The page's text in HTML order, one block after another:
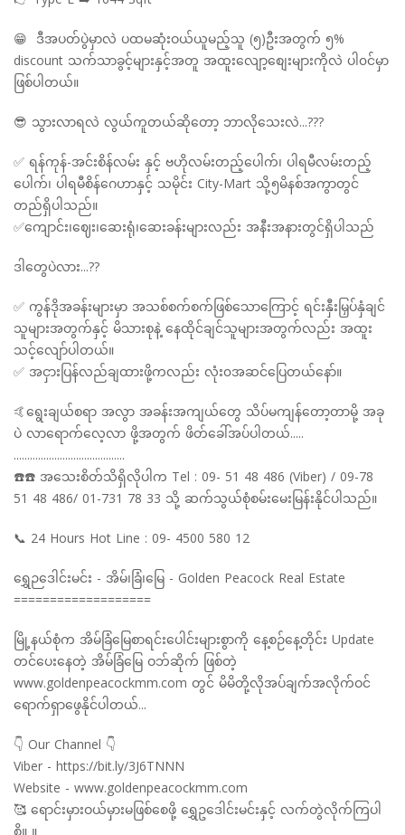
😁 ဒီအပတ်ပွဲမှာလဲ ပထမဆုံးဝယ်ယူမည့်သူ (၅)ဦးအတွက် ၅%
discount သက်သာခွင့်များနှင့်အတူ အထူးလျော့စျေးများကိုလဲ ပါ၀င်မှာ
ဖြစ်ပါတယ်။
😎 သွားလာရလဲ လွယ်ကူတယ်ဆိုတော့ ဘာလိုသေးလဲ...???
✅ ရန်ကုန်-အင်းစိန်လမ်း နှင့် ဗဟိုလမ်းတည့်ပေါက်၊ ပါရမီလမ်းတည့်
ပေါက်၊ ပါရမီစိန်ဂေဟာနှင့် သမိုင်း City-Mart သို့၅မိနစ်အကွာတွင်
တည်ရှိပါသည်။
✅ကျောင်း၊ဈေး၊ဆေးရုံ၊ဆေးခန်းများလည်း အနီးအနားတွင်ရှိပါသည်
ဒါတွေပဲလား...??
✅ ကွန်ဒိုအခန်းများမှာ အသစ်စက်စက်ဖြစ်သောကြောင့် ရင်းနှီးမြှပ်နှံချင်
သူများအတွက်နှင့် မိသားစုနဲ့ နေထိုင်ချင်သူများအတွက်လည်း အထူး
သင့်လျော်ပါတယ်။
✅ အငှားပြန်လည်ချထားဖို့ကလည်း လုံး၀အဆင်ပြေတယ်နော်။
🤙ရွေးချယ်စရာ အလွာ အခန်းအကျယ်တွေ သိပ်မကျန်တော့တာမို့ အခု
ပဲ လာရောက်လေ့လာ ဖို့အတွက် ဖိတ်ခေါ်အပ်ပါတယ်.....
.........................................
☎️☎️ အသေးစိတ်သိရှိလိုပါက Tel : 09- 51 48 486 (Viber) / 09-78
51 48 486/ 01-731 78 33 သို့ ဆက်သွယ်စုံစမ်းမေးမြန်းနိုင်ပါသည်။
📞 24 Hours Hot Line : 09- 4500 580 12
ရွှေဉဒေါင်းမင်း - အိမ်၊ခြံ၊မြေ - Golden Peacock Real Estate
===================
မြို့နယ်စုံက အိမ်ခြံမြေစာရင်းပေါင်းများစွာကို နေ့စဉ်နေ့တိုင်း Update
တင်ပေးနေတဲ့ အိမ်ခြံမြေ ဝဘ်ဆိုက် ဖြစ်တဲ့
www.goldenpeacockmm.com တွင် မိမိတို့လိုအပ်ချက်အလိုက်ဝင်
ရောက်ရှာဖွေနိုင်ပါတယ်...
👇 Our Channel 👇
Viber - https://bit.ly/3J6TNNN
Website - www.goldenpeacockmm.com
🥰 ရောင်းမှားဝယ်မှားမဖြစ်စေဖို့ ရွှေဥဒေါင်းမင်းနှင့် လက်တွဲလိုက်ကြပါ
စို့။ ။